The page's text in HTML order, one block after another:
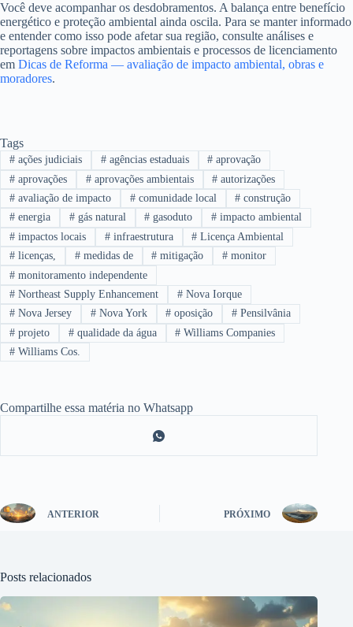
Você deve acompanhar os desdobramentos. A balança entre benefício
energético e proteção ambiental ainda oscila. Para se manter informado
e entender como isso pode afetar sua região, consulte análises e
reportagens sobre impactos ambientais e processos de licenciamento
em Dicas de Reforma — avaliação de impacto ambiental, obras e
moradores.
Tags
#ações judiciais #agências estaduais # aprovação
#aprovações #aprovações ambientais # autorizações
#avaliação de impacto #comunidade local # construção
#energia #gás natural # gasoduto # impacto ambiental
#impactos locais #infraestrutura # Licença Ambiental
#licenças, #medidas de # mitigação # monitor
#monitoramento independente
#Northeast Supply Enhancement #Nova Iorque
#Nova Jersey #Nova York # oposição # Pensilvânia
#projeto #qualidade da água # Williams Companies
#Williams Cos.
Compartilhe essa matéria no Whatsapp
ANTERIOR PRÓXIMO
Posts relacionados